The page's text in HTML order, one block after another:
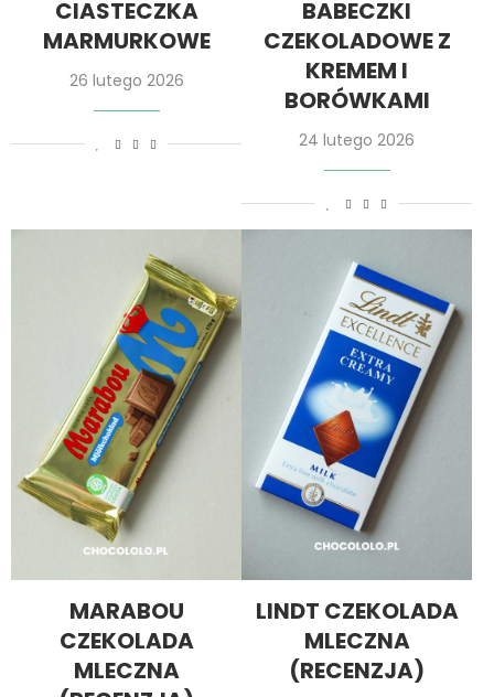
CIASTECZKA
MARMURKOWE
26 lutego 2026
BABECZKI
CZEKOLADOWE Z
KREMEM I
BORÓWKAMI
24 lutego 2026
MARABOU
CZEKOLADA
MLECZNA
LINDT CZEKOLADA
MLECZNA
(RECENZJA)